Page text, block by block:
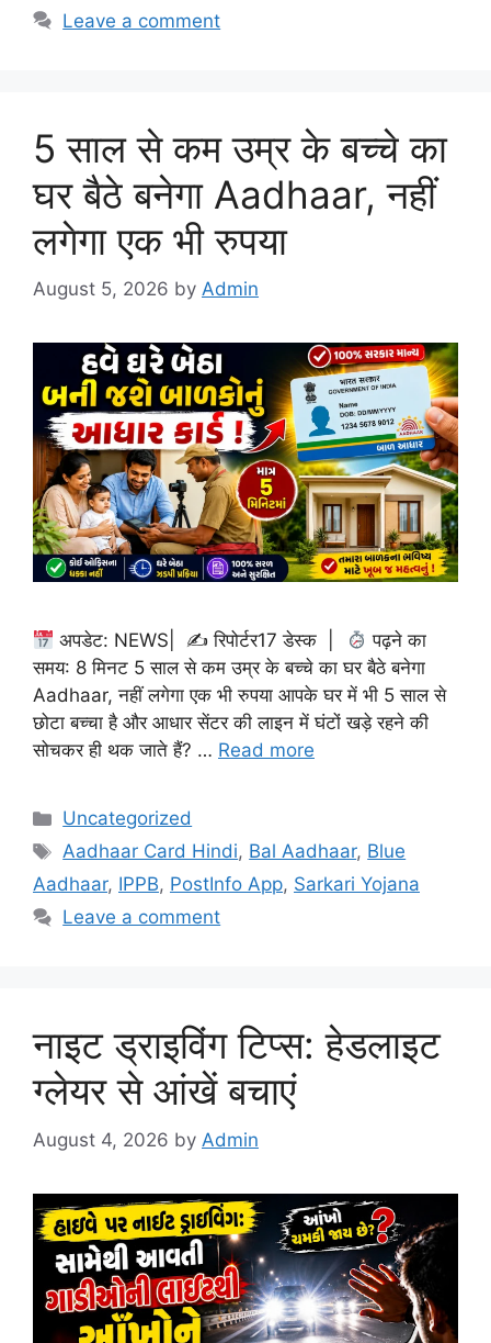
Leave a comment
5 साल से कम उम्र के बच्चे का
घर बैठे बनेगा Aadhaar, नहीं
लगेगा एक भी रुपया
August 5, 2026 by Admin
अपडेट: NEWS| ✍ रिपोर्टर17 डेस्क |
पढ़ने का
समय: 8 मिनट 5 साल से कम उम्र के बच्चे का घर बैठे बनेगा
Aadhaar, नहीं लगेगा एक भी रुपया आपके घर में भी 5 साल से
छोटा बच्चा है और आधार सेंटर की लाइन में घंटों खड़े रहने की
सोचकर ही थक जाते हैं? … Read more
Categories
Uncategorized
Tags
Aadhaar Card Hindi, Bal Aadhaar, Blue
Aadhaar, IPPB, PostInfo App, Sarkari Yojana
Leave a comment
नाइट ड्राइविंग टिप्स: हेडलाइट
ग्लेयर से आंखें बचाएं
August 4, 2026 by Admin